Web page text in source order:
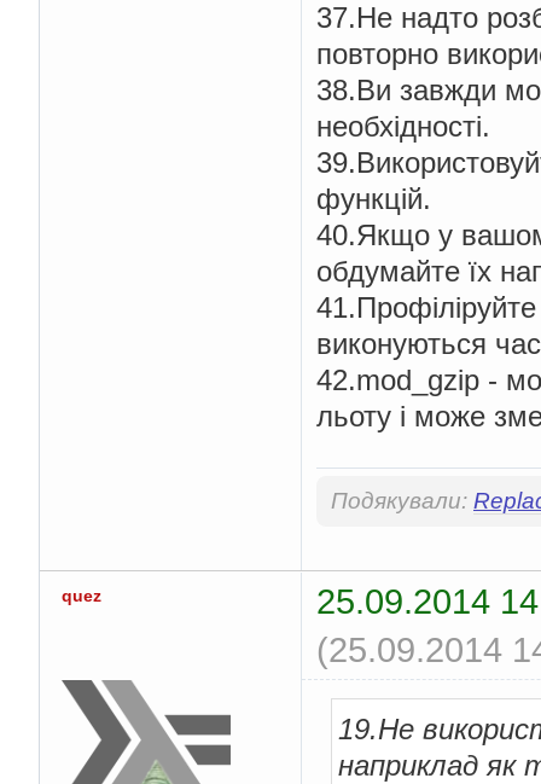
37.Не надто
повторно
38.Ви завжди
необхідності.
функцій.
40.Якщо у
обдумайте їх
виконуються
42.mod_gzip -
льоту і може
Подякували:
quez
25.09.2014
(25.09.2014
19.Не
наприклад як